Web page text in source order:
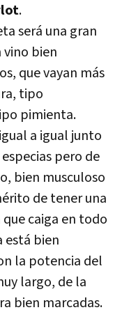
.
será una gran
vino bien
que vayan más
tipo
pimienta.
a igual junto
pero de
bien musculoso
de tener una
caiga en todo
está bien
la potencia del
largo, de la
bien marcadas.